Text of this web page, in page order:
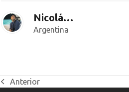
Nicolás Mastropasqua
Argentina
previous
Anterior